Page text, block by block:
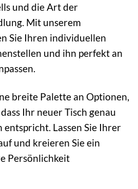
und die Art der
Mit unserem
Sie Ihren individuellen
und ihn perfekt an
breite Palette an Optionen,
Ihr neuer Tisch genau
Lassen Sie Ihrer
und kreieren Sie ein
Persönlichkeit